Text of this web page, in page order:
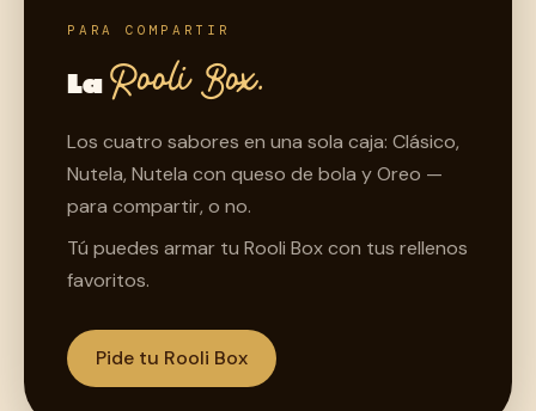
PARA COMPARTIR
La Rooli Box.
Los cuatro sabores en una sola caja: Clásico,
Nutela, Nutela con queso de bola y Oreo —
para compartir, o no.
Tú puedes armar tu Rooli Box con tus rellenos
favoritos.
Pide tu Rooli Box